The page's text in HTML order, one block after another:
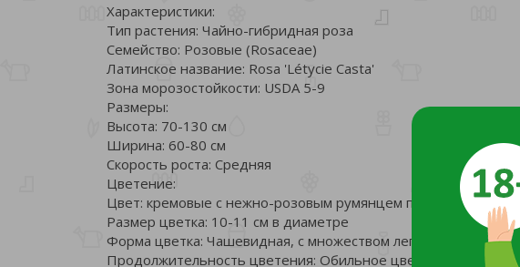
Характеристики:
Тип растения: Чайно-гибридная роза
Семейство: Розовые (Rosaceae)
Латинское название: Rosa 'Létycie Casta'
Зона морозостойкости: USDA 5-9
Размеры:
Высота: 70-130 см
Ширина: 60-80 см
Скорость роста: Средняя
Цветение:
Цвет: кремовые с нежно-розовым румянцем по краям
Размер цветка: 10-11 см в диаметре
Форма цветка: Чашевидная, с множеством лепестков,
Продолжительность цветения: Обильное цветение с июня